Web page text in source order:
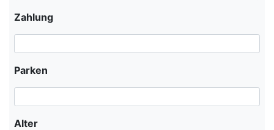
Zahlung
Parken
Alter